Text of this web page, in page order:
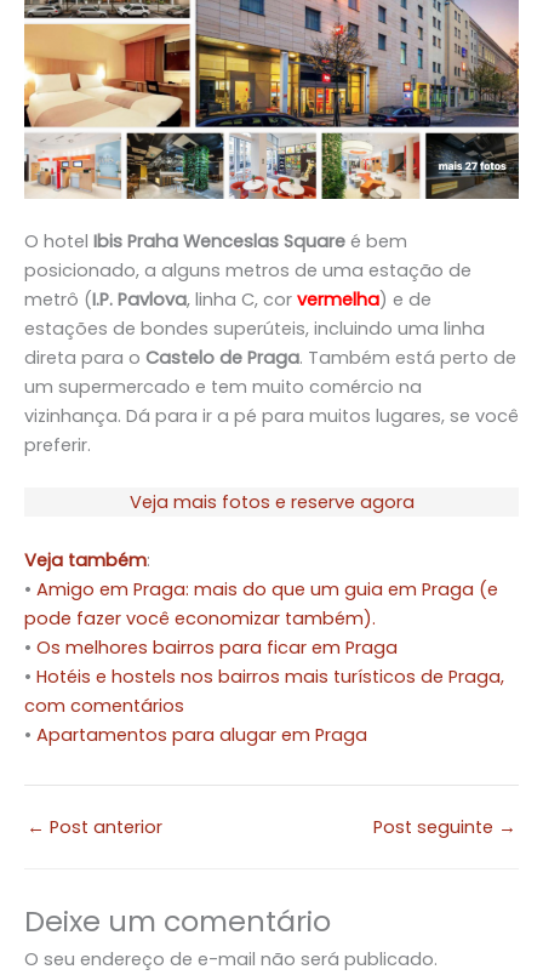
O hotel Ibis Praha Wenceslas Square é bem
posicionado, a alguns metros de uma estação de
metrô (I.P. Pavlova, linha C, cor vermelha) e de
estações de bondes superúteis, incluindo uma linha
direta para o Castelo de Praga. Também está perto de
um supermercado e tem muito comércio na
vizinhança. Dá para ir a pé para muitos lugares, se você
preferir.
Veja mais fotos e reserve agora
Veja também:
• Amigo em Praga: mais do que um guia em Praga (e
pode fazer você economizar também).
• Os melhores bairros para ficar em Praga
• Hotéis e hostels nos bairros mais turísticos de Praga,
com comentários
• Apartamentos para alugar em Praga
← Post anterior Post seguinte →
Deixe um comentário
O seu endereço de e-mail não será publicado.